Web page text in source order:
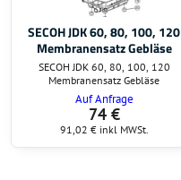
SECOH JDK 60, 80, 100, 120
Membranensatz Gebläse
SECOH JDK 60, 80, 100, 120
Membranensatz Gebläse
Auf Anfrage
74 €
91,02 € inkl MWSt.